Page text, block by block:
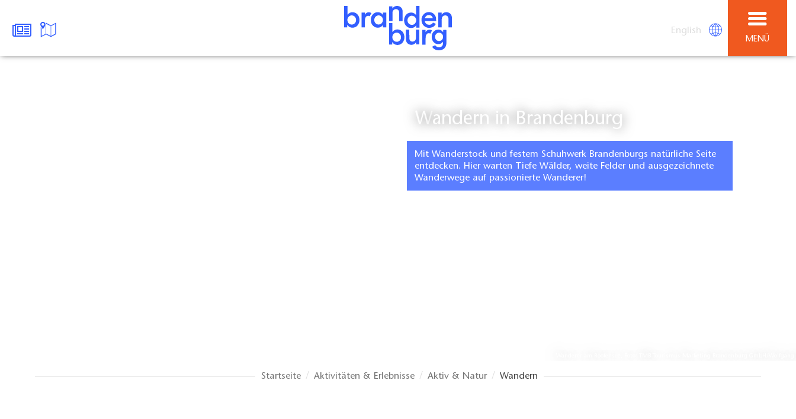
English
MENÜ
Wandern in Brandenburg
Mit Wanderstock und festem Schuhwerk Brandenburgs natürliche Seite
entdecken. Hier warten Tiefe Wälder, weite Felder und ausgezeichnete
Wanderwege auf passionierte Wanderer!
Startseite Aktivitäten & Erlebnisse Aktiv & Natur Wandern